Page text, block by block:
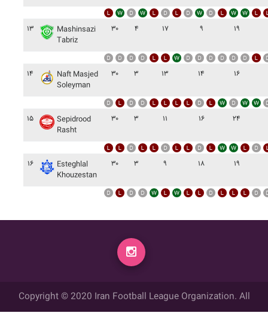
۱۳
Mashinsazi
Tabriz
۳۰ ۴ ۱۷ ۹ ۱۹
۱۴
Naft Masjed
Soleyman
۳۰ ۳ ۱۳ ۱۴ ۱۶
۱۵
Sepidrood
Rasht
۳۰ ۳ ۱۱ ۱۶ ۲۴
۱۶
Esteghlal
Khouzestan
۳۰ ۳ ۹ ۱۸ ۱۹
Copyright © 2020 Iran Football League Organization. All